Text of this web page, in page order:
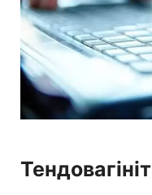
ї
Тендовагініт